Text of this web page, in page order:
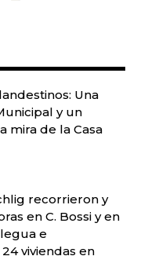
Una
y un
mira de la Casa
recorrieron y
en C. Bossi y en
legua e
viviendas en